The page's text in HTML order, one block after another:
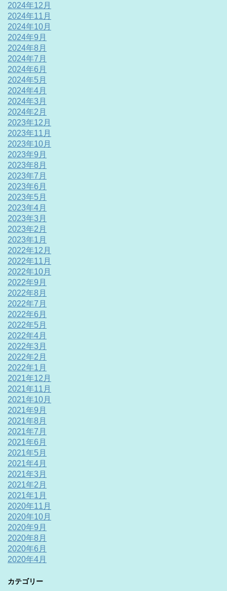
2024年12月
2024年11月
2024年10月
2024年9月
2024年8月
2024年7月
2024年6月
2024年5月
2024年4月
2024年3月
2024年2月
2023年12月
2023年11月
2023年10月
2023年9月
2023年8月
2023年7月
2023年6月
2023年5月
2023年4月
2023年3月
2023年2月
2023年1月
2022年12月
2022年11月
2022年10月
2022年9月
2022年8月
2022年7月
2022年6月
2022年5月
2022年4月
2022年3月
2022年2月
2022年1月
2021年12月
2021年11月
2021年10月
2021年9月
2021年8月
2021年7月
2021年6月
2021年5月
2021年4月
2021年3月
2021年2月
2021年1月
2020年11月
2020年10月
2020年9月
2020年8月
2020年6月
2020年4月
カテゴリー